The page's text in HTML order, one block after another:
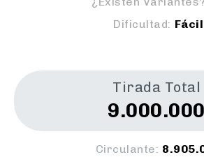
Dificultad: Fácil
Tirada Total
9.000.000
Circulante: